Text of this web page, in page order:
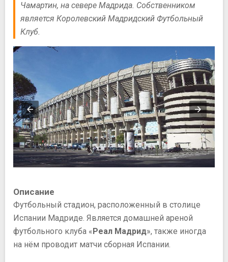
Чамартин, на севере Мадрида. Собственником
является Королевский Мадридский Футбольный
Клуб.
Описание
Футбольный стадион, расположенный в столице
Испании Мадриде. Является домашней ареной
футбольного клуба «Реал Мадрид», также иногда
на нём проводит матчи сборная Испании.